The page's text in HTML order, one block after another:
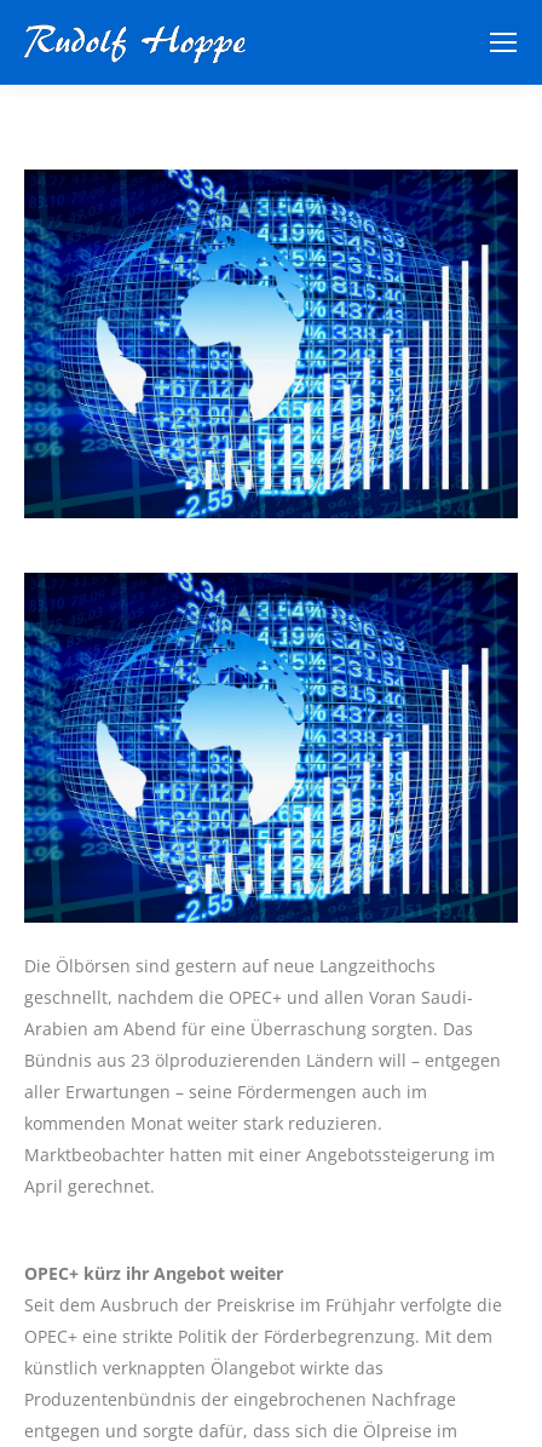
Die Ölbörsen sind gestern auf neue Langzeithochs
geschnellt, nachdem die OPEC+ und allen Voran Saudi-
Arabien am Abend für eine Überraschung sorgten. Das
Bündnis aus 23 ölproduzierenden Ländern will – entgegen
aller Erwartungen – seine Fördermengen auch im
kommenden Monat weiter stark reduzieren.
Marktbeobachter hatten mit einer Angebotssteigerung im
April gerechnet.
OPEC+ kürz ihr Angebot weiter
Seit dem Ausbruch der Preiskrise im Frühjahr verfolgte die
OPEC+ eine strikte Politik der Förderbegrenzung. Mit dem
künstlich verknappten Ölangebot wirkte das
Produzentenbündnis der eingebrochenen Nachfrage
entgegen und sorgte dafür, dass sich die Ölpreise im